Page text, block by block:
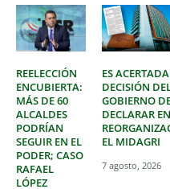
REELECCIÓN
ENCUBIERTA:
MÁS DE 60
ALCALDES
PODRÍAN
SEGUIR EN EL
PODER; CASO
RAFAEL
LÓPEZ
ES ACERTADA
DECISIÓN
GOBIERNO
DECLARAR EN
EL MIDAGRI
7 agosto, 2026